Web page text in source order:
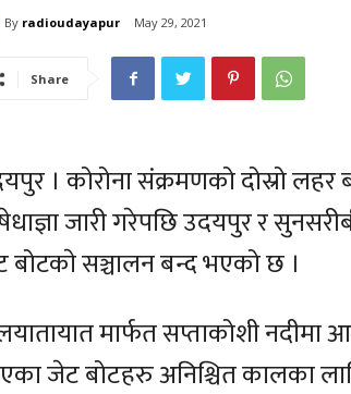
By radioudayapur May 29, 2021
Share
। कोरोना संक्रमणको दोस्रो
जारी गरेपछि उदयपुर र
सञ्चालन बन्द भएको छ ।
मार्फत सप्ताकोशी नदीमा
जेट बोटहरु अनिश्चित कालका